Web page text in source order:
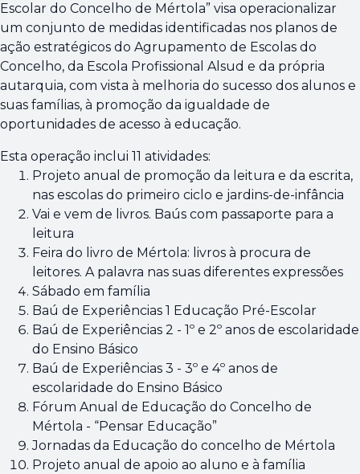
Escolar do Concelho de Mértola” visa operacionalizar
um conjunto de medidas identificadas nos planos de
ação estratégicos do Agrupamento de Escolas do
Concelho, da Escola Profissional Alsud e da própria
autarquia, com vista à melhoria do sucesso dos alunos e
suas famílias, à promoção da igualdade de
oportunidades de acesso à educação.
Esta operação inclui 11 atividades:
Projeto anual de promoção da leitura e da escrita,
nas escolas do primeiro ciclo e jardins-de-infância
Vai e vem de livros. Baús com passaporte para a
leitura
Feira do livro de Mértola: livros à procura de
leitores. A palavra nas suas diferentes expressões
Sábado em família
Baú de Experiências 1 Educação Pré-Escolar
Baú de Experiências 2 - 1º e 2º anos de escolaridade
do Ensino Básico
Baú de Experiências 3 - 3º e 4º anos de
escolaridade do Ensino Básico
Fórum Anual de Educação do Concelho de
Mértola - “Pensar Educação”
Jornadas da Educação do concelho de Mértola
Projeto anual de apoio ao aluno e à família